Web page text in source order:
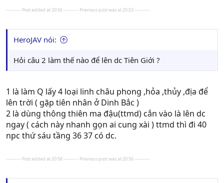
---------- Post added at 20:56 ---------- Previous post was at 20:53 ----------
HeroJAV nói:
Hỏi câu 2 làm thế nào để lên dc Tiên Giới ?
1 là làm Q lấy 4 loại linh châu phong ,hỏa ,thủy ,địa để
lên trời ( gặp tiên nhân ở Dinh Bắc )
2 là dùng thông thiên ma đậu(ttmd) cắn vào là lên dc
ngay ( cách này nhanh gọn ai cung xài ) ttmd thì đi 40
npc thứ sáu tầng 36 37 có dc.
---------- Post added at 20:58 ---------- Previous post was at 20:56 ----------